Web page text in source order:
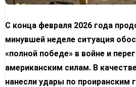
С конца февраля 2026 года
минувшей неделе ситуация
«полной победе» в войне и
американским силам. В
нанесли удары по проиранским